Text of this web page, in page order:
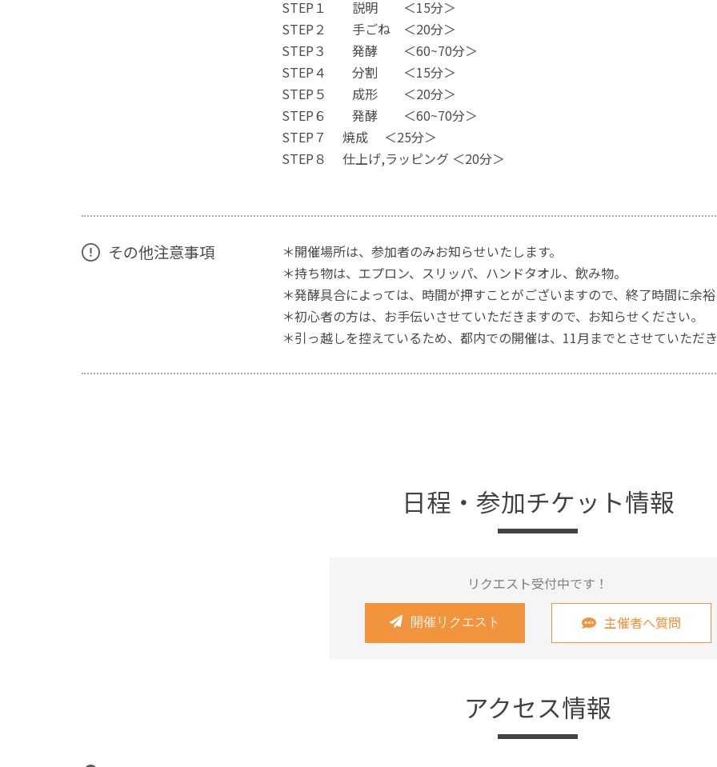
STEP１ 説明 ＜15分＞
STEP２ 手ごね ＜20分＞
STEP３ 発酵 ＜60~70分＞
STEP４ 分割 ＜15分＞
STEP５ 成形 ＜20分＞
STEP６ 発酵 ＜60~70分＞
STEP７ 焼成 ＜25分＞
STEP８ 仕上げ,ラッピング ＜20分＞
その他注意事項
＊開催場所は、参加者のみお知らせいたします。
＊持ち物は、エプロン、スリッパ、ハンドタオル、飲み物。
＊発酵具合によっては、時間が押すことがございますので、終了時間に余裕
＊初心者の方は、お手伝いさせていただきますので、お知らせください。
＊引っ越しを控えているため、都内での開催は、11月までとさせていただき
日程・参加チケット情報
リクエスト受付中です！
開催リクエスト 主催者へ質問
アクセス情報